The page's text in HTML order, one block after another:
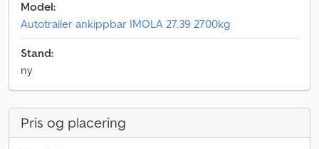
Model:
Autotrailer ankippbar IMOLA 27.39 2700kg
Stand:
ny
Pris og placering